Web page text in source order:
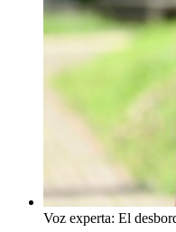
Voz experta: El